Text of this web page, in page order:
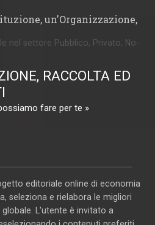
un'Organizzazione,
nel settore Pubblico, Privato, No-
RACCOLTA ED
fare per te »
editoriale online di economia
seleziona e rielabora le migliori
L'utente è invitato a